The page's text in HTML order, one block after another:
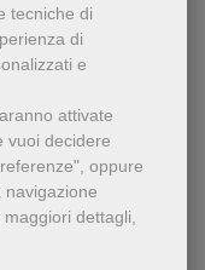
tecniche di
di
e
attivate
vuoi decidere
oppure
navigazione
maggiori dettagli,
è
e
post-